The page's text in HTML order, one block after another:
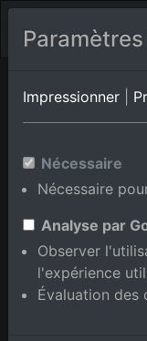
Venezia
Photos
en
Impressionner
Nécessaire
Nécessaire
Analyse par
Observer
l'expérience
Évaluation des